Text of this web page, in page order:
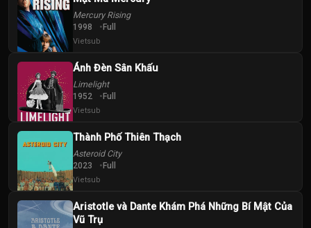
Mercury Rising
1998 Full
Vietsub
Ánh Đèn Sân Khấu
Limelight
1952 Full
Vietsub
Thành Phố Thiên Thạch
Asteroid City
2023 Full
Vietsub
Aristotle và Dante Khám Phá Những Bí Mật Của
Vũ Trụ